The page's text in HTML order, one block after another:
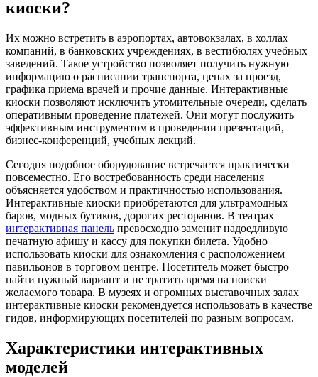
киоски?
Их можно встретить в аэропортах, автовокзалах, в холлах
компаний, в банковских учреждениях, в вестибюлях учебных
заведений. Такое устройство позволяет получить нужную
информацию о расписании транспорта, ценах за проезд,
графика приема врачей и прочие данные. Интерактивные
киоски позволяют исключить утомительные очереди, сделать
оперативным проведение платежей. Они могут послужить
эффективным инструментом в проведении презентаций,
бизнес-конференций, учебных лекций.
Сегодня подобное оборудование встречается практически
повсеместно. Его востребованность среди населения
объясняется удобством и практичностью использования.
Интерактивные киоски приобретаются для ультрамодных
баров, модных бутиков, дорогих ресторанов. В театрах
интерактивная панель превосходно заменит надоедливую
печатную афишу и кассу для покупки билета. Удобно
использовать киоски для ознакомления с расположением
павильонов в торговом центре. Посетитель может быстро
найти нужный вариант и не тратить время на поиски
желаемого товара. В музеях и огромных выставочных залах
интерактивные киоски рекомендуется использовать в качестве
гидов, информирующих посетителей по разным вопросам.
Характеристики интерактивных
моделей